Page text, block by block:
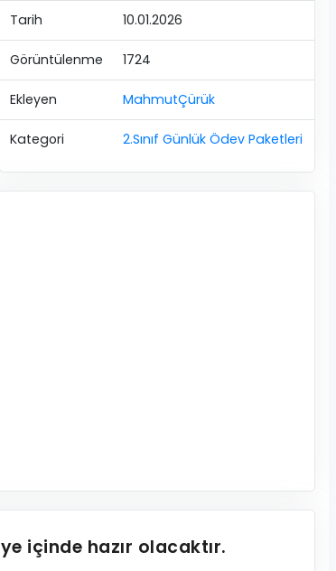
Tarih 10.01.2026
Görüntülenme 1724
Ekleyen MahmutÇürük
Kategori 2.Sınıf Günlük Ödev Paketleri
içinde hazır olacaktır.